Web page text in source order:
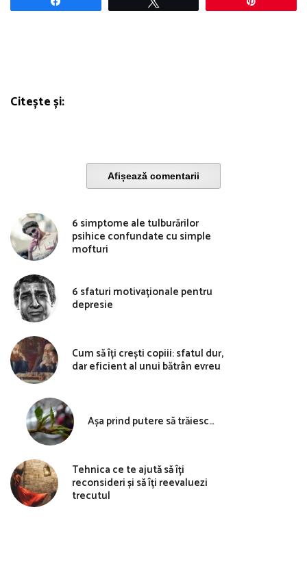
Citește și:
Afișează comentarii
6 simptome ale tulburărilor
psihice confundate cu simple
mofturi
6 sfaturi motivaționale pentru
depresie
Cum să îți crești copiii: sfatul dur,
dar eficient al unui bătrân evreu
Așa prind putere să trăiesc…
Tehnica ce te ajută să îți
reconsideri și să îți reevaluezi
trecutul